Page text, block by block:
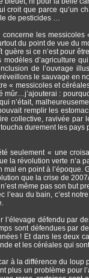
croit que parce qu’un
de pesticides …
concerne les
du point de vue du
guère si ce n’est pour
d’agriculture
de l’ouvrage
le sauvage en
« messicoles et
mûr…j’ajouterai :
n’était,
remplir les
collective, ravivée
durement les
seulement « une
la révolution verte n’a
en point à
que la crise de
même pas son but
l’eau du bain, c’est
défendu par
sont défendues par
! Et dans les deux
et les céréales qui
à la différence du loup
plus un problème pour